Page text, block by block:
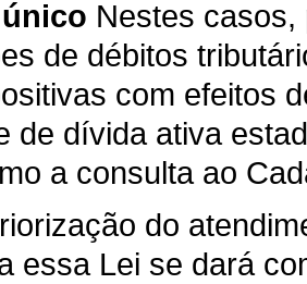
Nestes casos,
de débitos
com efeitos
de dívida ativa
a consulta ao
do
essa Lei se dará